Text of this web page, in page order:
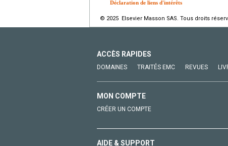
Déclaration de liens d'intérêts
© 2025 Elsevier Masson SAS. Tous droits
ACCÈS RAPIDES
DOMAINES TRAITÉS EMC REVUES
MON COMPTE
CRÉER UN COMPTE
AIDE & SUPPORT